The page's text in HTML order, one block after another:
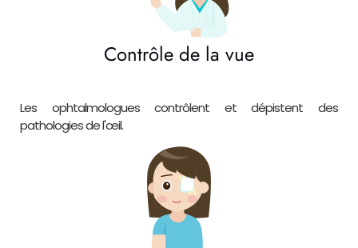
Contrôle de la vue
Les ophtalmologues contrôlent et dépistent des
pathologies de l'œil.